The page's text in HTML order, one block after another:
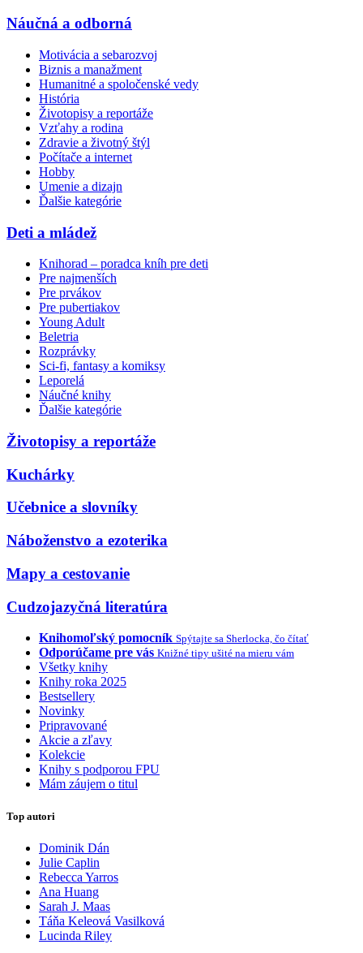
Náučná a odborná
Motivácia a sebarozvoj
Biznis a manažment
Humanitné a spoločenské vedy
História
Životopisy a reportáže
Vzťahy a rodina
Zdravie a životný štýl
Počítače a internet
Hobby
Umenie a dizajn
Ďalšie kategórie
Deti a mládež
Knihorad – poradca kníh pre deti
Pre najmenších
Pre prvákov
Pre pubertiakov
Young Adult
Beletria
Rozprávky
Sci-fi, fantasy a komiksy
Leporelá
Náučné knihy
Ďalšie kategórie
Životopisy a reportáže
Kuchárky
Učebnice a slovníky
Náboženstvo a ezoterika
Mapy a cestovanie
Cudzojazyčná literatúra
Knihomoľský pomocník Spýtajte sa Sherlocka, čo čítať
Odporúčame pre vás Knižné tipy ušité na mieru vám
Všetky knihy
Knihy roka 2025
Bestsellery
Novinky
Pripravované
Akcie a zľavy
Kolekcie
Knihy s podporou FPU
Mám záujem o titul
Top autori
Dominik Dán
Julie Caplin
Rebecca Yarros
Ana Huang
Sarah J. Maas
Táňa Keleová Vasilková
Lucinda Riley